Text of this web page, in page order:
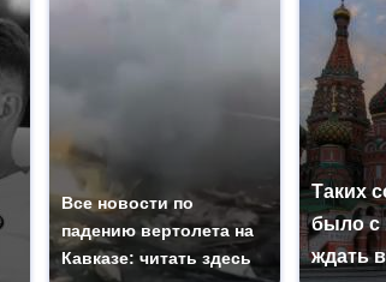
Все новости по
падению вертолета на
Кавказе: читать здесь
Таких
было с
ждать